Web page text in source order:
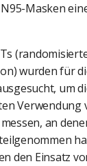
Masken
wurden für
um
Verwendung
an
den Einsatz